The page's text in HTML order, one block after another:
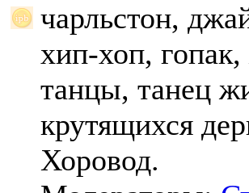
чарльстон,
хип-хоп,
танцы, танец
крутящихся
Хоровод.